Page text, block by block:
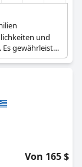
und
gewährleistet
für alle
Von 165 $